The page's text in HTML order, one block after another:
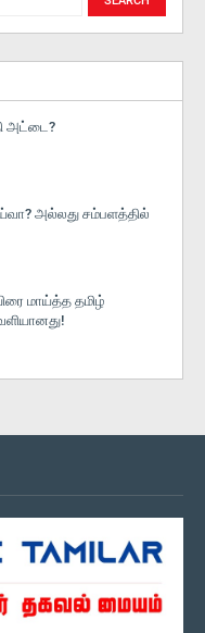
அட்டை?
அல்லது சம்பளத்தில்
மாய்த்த தமிழ்